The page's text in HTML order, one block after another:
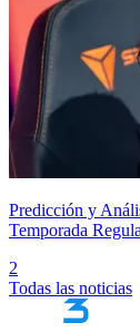
Predicción y
Temporada
2
Todas las noticias